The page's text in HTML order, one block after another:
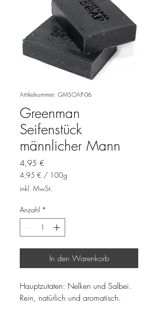
Artikelnummer: GMSOAP-06
Greenman
Seifenstück
männlicher Mann
4,95 €
4,95 € / 100g
4,95 €
pro
Gramm
inkl. MwSt.
Anzahl *
In den Warenkorb
Hauptzutaten: Nelken und Salbei.
Rein, natürlich und aromatisch.